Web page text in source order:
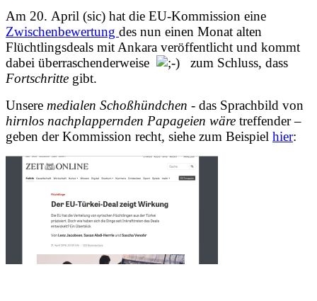
Am 20. April (sic) hat die EU-Kommission eine
Zwischenbewertung des nun einen Monat alten
Flüchtlingsdeals mit Ankara veröffentlicht und kommt
dabei überraschenderweise
zum Schluss, dass
Fortschritte gibt.
Unsere medialen Schoßhündchen - das Sprachbild von
hirnlos nachplappernden Papageien wäre treffender –
geben der Kommission recht, siehe zum Beispiel hier: